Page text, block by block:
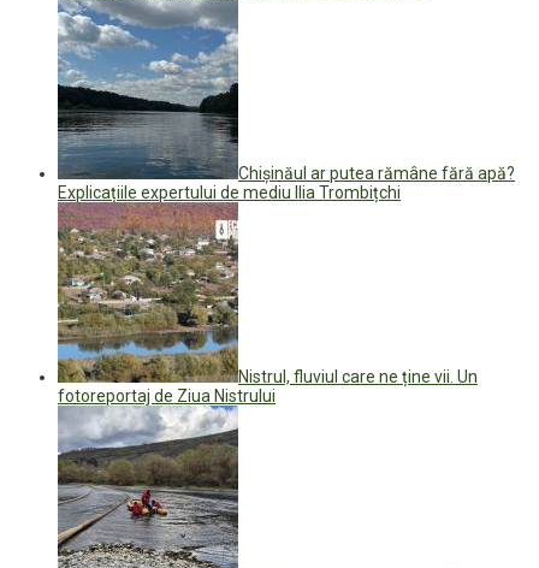
Chișinăul ar putea rămâne fără apă?
Explicațiile expertului de mediu Ilia Trombițchi
Nistrul, fluviul care ne ține vii. Un
fotoreportaj de Ziua Nistrului